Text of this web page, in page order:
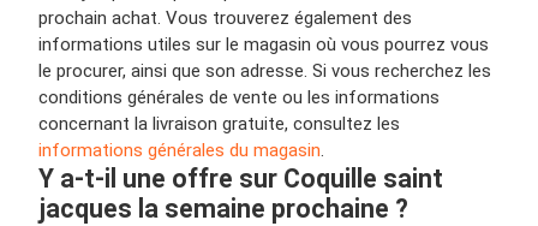
prochain achat. Vous trouverez également des
informations utiles sur le magasin où vous pourrez vous
le procurer, ainsi que son adresse. Si vous recherchez les
conditions générales de vente ou les informations
concernant la livraison gratuite, consultez les
informations générales du magasin
Y a-t-il une offre sur Coquille saint
jacques la semaine prochaine ?